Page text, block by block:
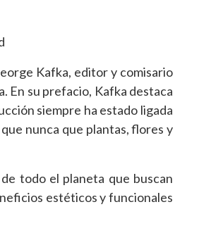
Kafka, editor y comisario
En su prefacio, Kafka destaca
siempre ha estado ligada
nunca que plantas, flores y
todo el planeta que buscan
estéticos y funcionales